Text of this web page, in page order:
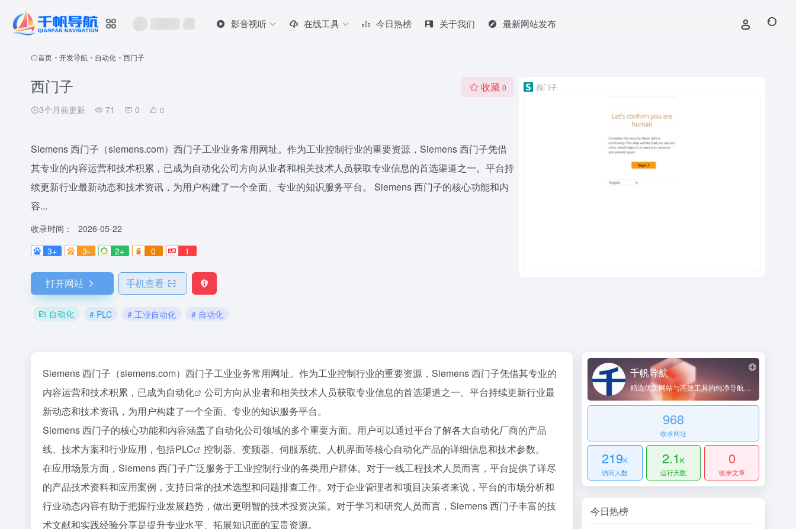
影音视听 在线工具 今日热榜 关于我们 最新网站发布
首页 • 开发导航 • 自动化 • 西门子
西门子
3个月前更新 71 0 0
收藏 0
Siemens 西门子（siemens.com）西门子工业业务常用网址。作为工业控制行业的重要资源，Siemens 西门子凭借
其专业的内容运营和技术积累，已成为自动化公司方向从业者和相关技术人员获取专业信息的首选渠道之一。平台持
续更新行业最新动态和技术资讯，为用户构建了一个全面、专业的知识服务平台。 Siemens 西门子的核心功能和内
容...
收录时间：
2026-05-22
3+
3- 2+ 0 1
打开网站 手机查看
自动化 # PLC # 工业自动化 # 自动化
西门子
Siemens 西门子（siemens.com）西门子工业业务常用网址。作为工业控制行业的重要资源，Siemens 西门子凭借其专业的
内容运营和技术积累，已成为自动化
公司方向从业者和相关技术人员获取专业信息的首选渠道之一。平台持续更新行业最
新动态和技术资讯，为用户构建了一个全面、专业的知识服务平台。
Siemens 西门子的核心功能和内容涵盖了自动化公司领域的多个重要方面。用户可以通过平台了解各大自动化厂商的产品
线、技术方案和行业应用，包括PLC
控制器、变频器、伺服系统、人机界面等核心自动化产品的详细信息和技术参数。
在应用场景方面，Siemens 西门子广泛服务于工业控制行业的各类用户群体。对于一线工程技术人员而言，平台提供了详尽
的产品技术资料和应用案例，支持日常的技术选型和问题排查工作。对于企业管理者和项目决策者来说，平台的市场分析和
行业动态内容有助于把握行业发展趋势，做出更明智的技术投资决策。对于学习和研究人员而言，Siemens 西门子丰富的技
术文献和实践经验分享是提升专业水平、拓展知识面的宝贵资源。
千帆导航
精选优质网站与高效工具的纯净导航平台
968
收录网址
219K
访问人数
2.1 K
运行天数
0
收录文章
今日热榜